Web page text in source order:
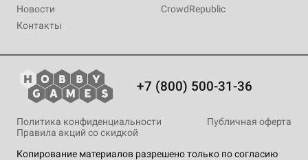
Новости
Контакты
CrowdRepublic
+7 (800) 500-31-36
Копирование материалов разрешено только по согласию
Политика конфиденциальности
Публичная оферта
Правила акций со скидкой